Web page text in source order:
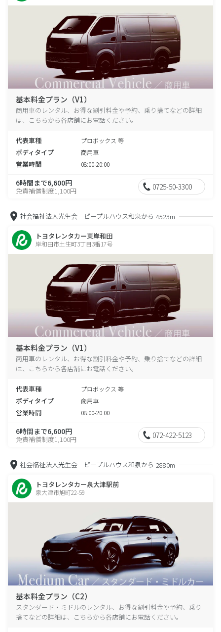
基本料金プラン（V1）
商用車のレンタル、お得な割引料金や予約、乗り捨てなどの詳細
は、こちらから各店舗にお電話ください。
代表車種 プロボックス 等
ボディタイプ 商用車
営業時間 08:00-20:00
6時間まで6,600円
免責補償制度1,100円 0725-50-3300
社会福祉法人光生会 ピープルハウス和泉から 4523m
トヨタレンタカー東岸和田
岸和田市土生町3丁目3番17号
基本料金プラン（V1）
商用車のレンタル、お得な割引料金や予約、乗り捨てなどの詳細
は、こちらから各店舗にお電話ください。
代表車種 プロボックス 等
ボディタイプ 商用車
営業時間 08:00-20:00
6時間まで6,600円
免責補償制度1,100円 072-422-5123
社会福祉法人光生会 ピープルハウス和泉から 2880m
トヨタレンタカー泉大津駅前
泉大津市旭町22-59
基本料金プラン（C2）
スタンダード・ミドルのレンタル、お得な割引料金や予約、乗り
捨てなどの詳細は、こちらから各店舗にお電話ください。